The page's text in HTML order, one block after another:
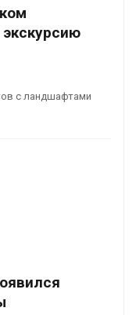
с ландшафтами